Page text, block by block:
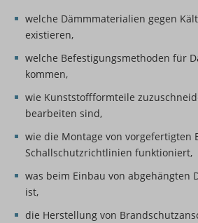
welche Dämmmaterialien gegen
existieren,
welche Befestigungsmethoden für
kommen,
wie Kunststoffformteile
bearbeiten sind,
wie die Montage von vorgefertigten
Schallschutzrichtlinien funktioniert,
was beim Einbau von abgehängten
ist,
die Herstellung von